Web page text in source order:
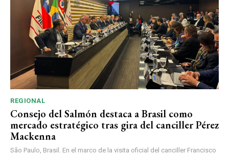
REGIONAL
Consejo del Salmón destaca a Brasil como
mercado estratégico tras gira del canciller Pérez
Mackenna
São Paulo, Brasil. En el marco de la visita oficial del canciller Francisco